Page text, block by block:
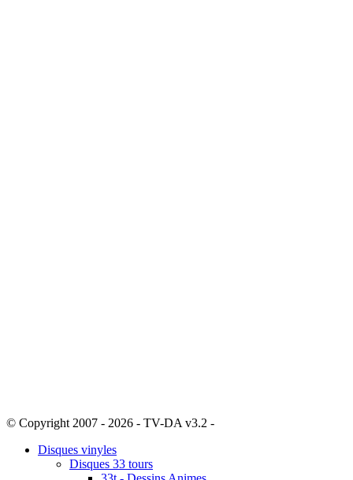
© Copyright 2007 - 2026 - TV-DA v3.2 -
Disques vinyles
Disques 33 tours